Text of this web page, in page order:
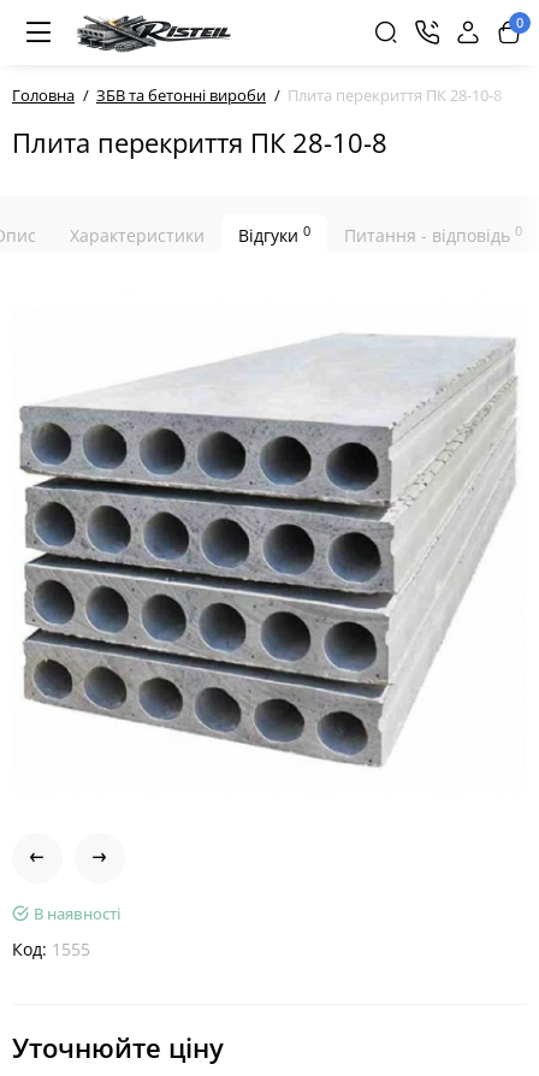
0
Головна ЗБВ та бетонні вироби Плита перекриття ПК 28-10-8
Плита перекриття ПК 28-10-8
Характеристики Відгуки 0 Питання - відповідь 0
В наявності
Код: 1555
Уточнюйте ціну